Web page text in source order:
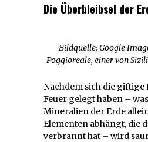
Die Überbleibsel der
Bildquelle: Google
Poggioreale, einer von
Nachdem sich die giftige
Feuer gelegt haben –
Mineralien der Erde
Elementen abhängt, die
verbrannt hat – wird